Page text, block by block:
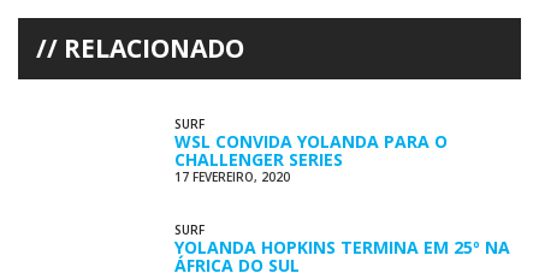
RELACIONADO
SURF
WSL CONVIDA YOLANDA PARA O
CHALLENGER SERIES
17 FEVEREIRO, 2020
SURF
YOLANDA HOPKINS TERMINA EM 25º NA
ÁFRICA DO SUL